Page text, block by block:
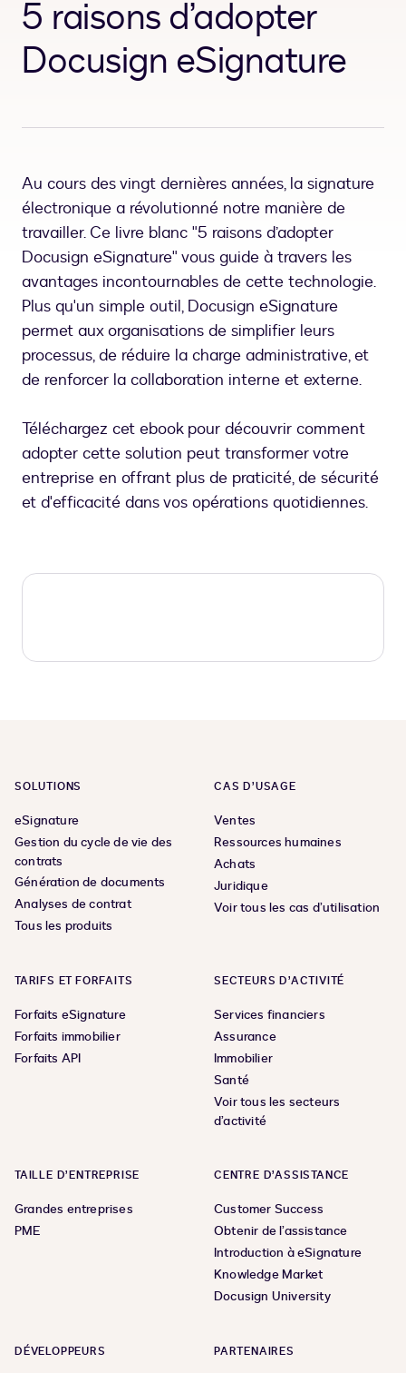
5 raisons d’adopter
Docusign eSignature
Au cours des vingt dernières années, la signature
électronique a révolutionné notre manière de
travailler. Ce livre blanc "5 raisons d’adopter
Docusign eSignature" vous guide à travers les
avantages incontournables de cette technologie.
Plus qu'un simple outil, Docusign eSignature
permet aux organisations de simplifier leurs
processus, de réduire la charge administrative, et
de renforcer la collaboration interne et externe.
Téléchargez cet ebook pour découvrir comment
adopter cette solution peut transformer votre
entreprise en offrant plus de praticité, de sécurité
et d'efficacité dans vos opérations quotidiennes.
SOLUTIONS
eSignature
Gestion du cycle de vie des
contrats
Génération de documents
Analyses de contrat
Tous les produits
CAS D’USAGE
Ventes
Ressources humaines
Achats
Juridique
Voir tous les cas d’utilisation
TARIFS ET FORFAITS
Forfaits eSignature
Forfaits immobilier
Forfaits API
SECTEURS D’ACTIVITÉ
Services financiers
Assurance
Immobilier
Santé
Voir tous les secteurs
d’activité
TAILLE D’ENTREPRISE
Grandes entreprises
PME
CENTRE D’ASSISTANCE
Customer Success
Obtenir de l’assistance
Introduction à eSignature
Knowledge Market
Docusign University
DÉVELOPPEURS PARTENAIRES